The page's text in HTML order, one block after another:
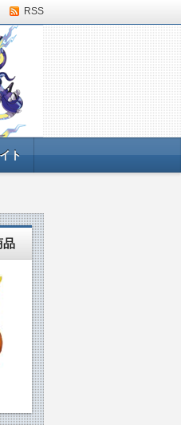
RSS
ト
品